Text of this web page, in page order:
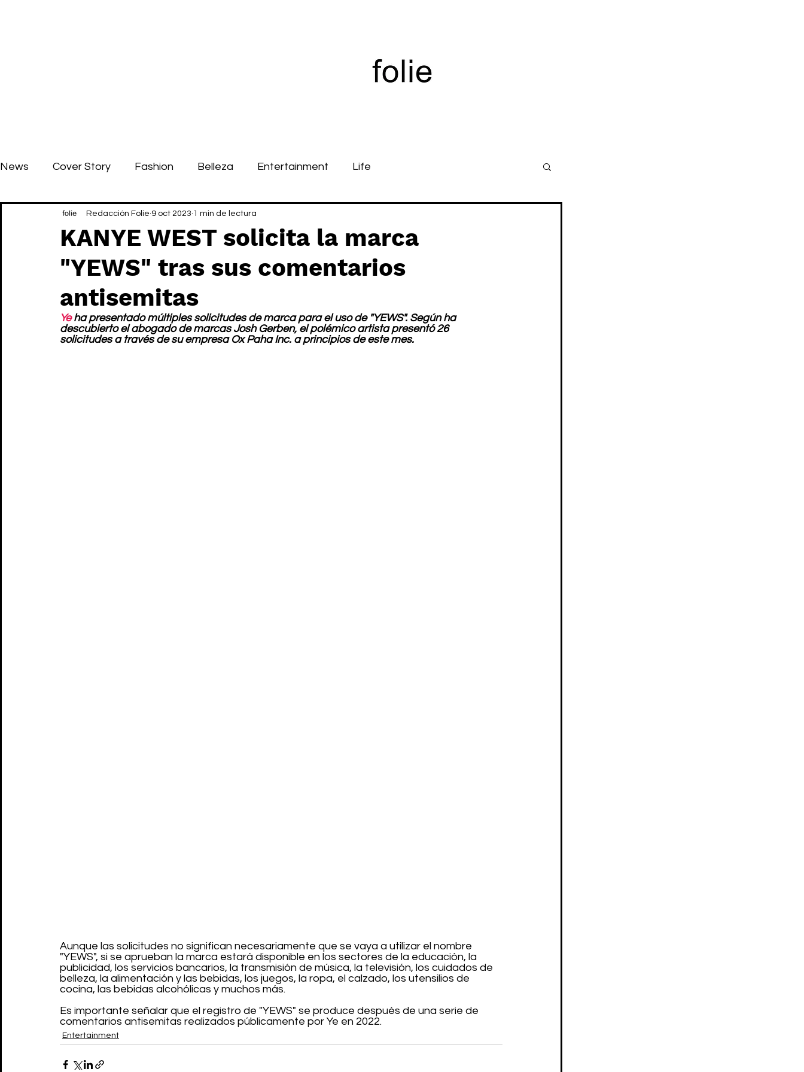
News Cover Story Fashion Belleza Entertainment Life
KANYE WEST solicita la marca
"YEWS" tras sus comentarios
antisemitas
Redacción Folie 9 oct 2023 1 min de lectura
Ye ha presentado múltiples solicitudes de marca para el uso de "YEWS". Según ha
descubierto el abogado de marcas Josh Gerben, el polémico artista presentó 26
solicitudes a través de su empresa Ox Paha Inc. a principios de este mes.
Aunque las solicitudes no significan necesariamente que se vaya a utilizar el nombre
"YEWS", si se aprueban la marca estará disponible en los sectores de la educación, la
publicidad, los servicios bancarios, la transmisión de música, la televisión, los cuidados de
belleza, la alimentación y las bebidas, los juegos, la ropa, el calzado, los utensilios de
cocina, las bebidas alcohólicas y muchos más.
Es importante señalar que el registro de "YEWS" se produce después de una serie de
comentarios antisemitas realizados públicamente por Ye en 2022.
Entertainment